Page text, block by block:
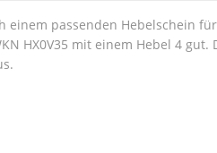
passenden Hebelschein
HX0V35 mit einem Hebel 4